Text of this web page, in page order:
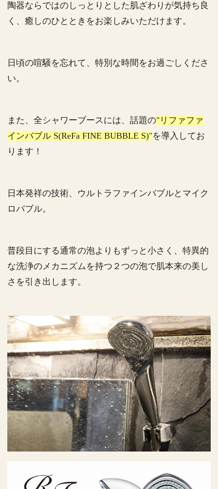
陶器ならではのしっとりとした肌ざわりが気持ち良
く、癒しのひとときをお楽しみいただけます。
日頃の喧騒を忘れて、特別な時間をお過ごしくださ
い。
また、全シャワーブースには、話題の"リファファ
インバブル S(ReFa FINE BUBBLE S)"を導入してお
ります！
日本発祥の技術、ウルトラファインバブルとマイク
ロバブル。
普段目にする通常の泡よりもずっと小さく、特異的
な洗浄のメカニズムを持つ２つの泡で肌本来の美し
さを引き出します。